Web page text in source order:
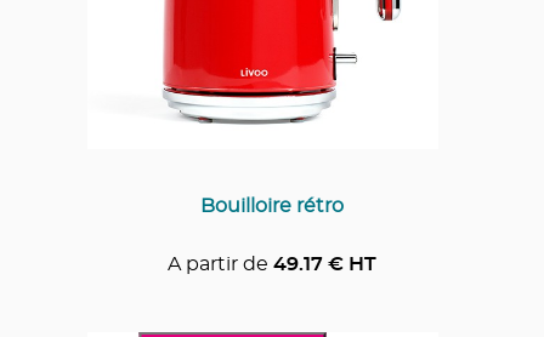
Bouilloire rétro
A partir de 49.17 € HT